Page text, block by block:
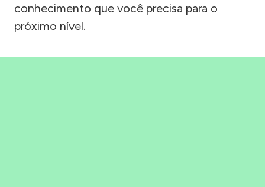
conhecimento que você precisa para o
próximo nível.